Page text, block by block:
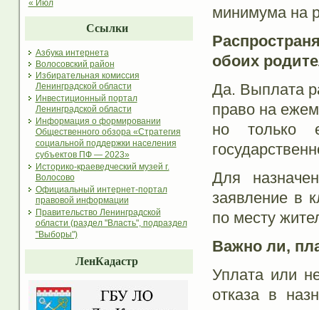
« Июл
Ссылки
Азбука интернета
Волосовский район
Избирательная комиссия
Ленинградской области
Инвестиционный портал
Ленинградской области
Информация о формировании
Общественного обзора «Стратегия
социальной поддержки населения
субъектов ПФ — 2023»
Историко-краеведческий музей г.
Волосово
Официальный интернет-портал
правовой информации
Правительство Ленинградской
области (раздел "Власть", подраздел
"Выборы")
ЛенКадастр
минимума на
обоих
Да. Выплата
право на
но только
Для
заявление в
по месту
Важно ли,
Уплата или
отказа в